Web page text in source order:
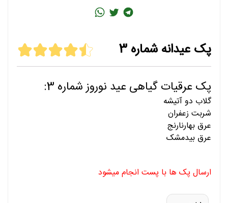
پک عیدانه شماره 3
پک عرقیات گیاهی عید نوروز شماره 3:
گلاب دو آتیشه
شربت زعفران
عرق بهارنارنج
عرق بیدمشک
ارسال پک ها با پست انجام میشود